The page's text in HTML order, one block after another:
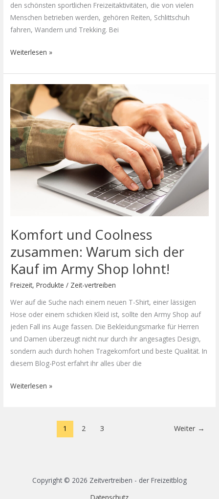
den schönsten sportlichen Freizeitaktivitäten, die von vielen
Menschen betrieben werden, gehören Reiten, Schlittschuh
fahren, Wandern und Trekking. Bei
Weiterlesen »
Komfort und Coolness
zusammen: Warum sich der
Kauf im Army Shop lohnt!
Freizeit,Produkte / Zeit-vertreiben
Wer auf die Suche nach einem neuen T-Shirt, einer lässigen
Hose oder einem schicken Kleid ist, sollte den Army Shop auf
jeden Fall ins Auge fassen. Die Bekleidungsmarke für Herren
und Damen überzeugt nicht nur durch ihr angesagtes Design,
sondern auch durch hohen Tragekomfort und beste Qualität. In
diesem Blog-Post erfahrt ihr alles über die
Komfort
und
Coolness
zusammen:
Warum
sich
Kauf
Weiterlesen »
1 2 3 Weiter →
Copyright © 2026 Zeitvertreiben - der Freizeitblog